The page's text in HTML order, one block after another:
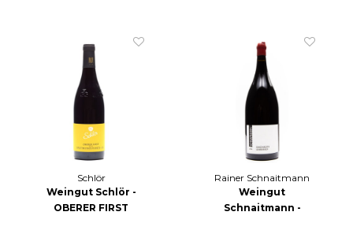
Schlör
Weingut Schlör -
OBERER FIRST
Rainer Schnaitmann
Weingut
Schnaitmann -